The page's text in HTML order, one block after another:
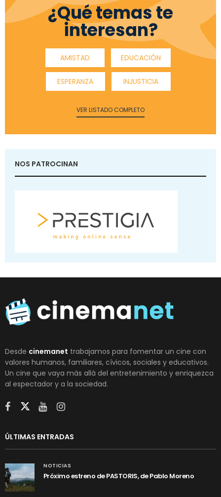
¿Qué temas te
interesan?
AMISTAD EDUCACIÓN
ESPERANZA INJUSTICIA
VER LISTADO COMPLETO
NOS PATROCINAN
Desde cinemanet trabajamos para fomentar un cine con
valores humanos, familiares, cívicos, sociales y educativos.
Un cine que vaya más allá del entretenimiento y enriquezca
al espectador y a la sociedad.
ÚLTIMAS ENTRADAS
NOTICIAS
Próximo estreno de PASTORIS, de Pablo Moreno